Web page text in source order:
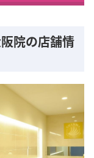
院の店舗情